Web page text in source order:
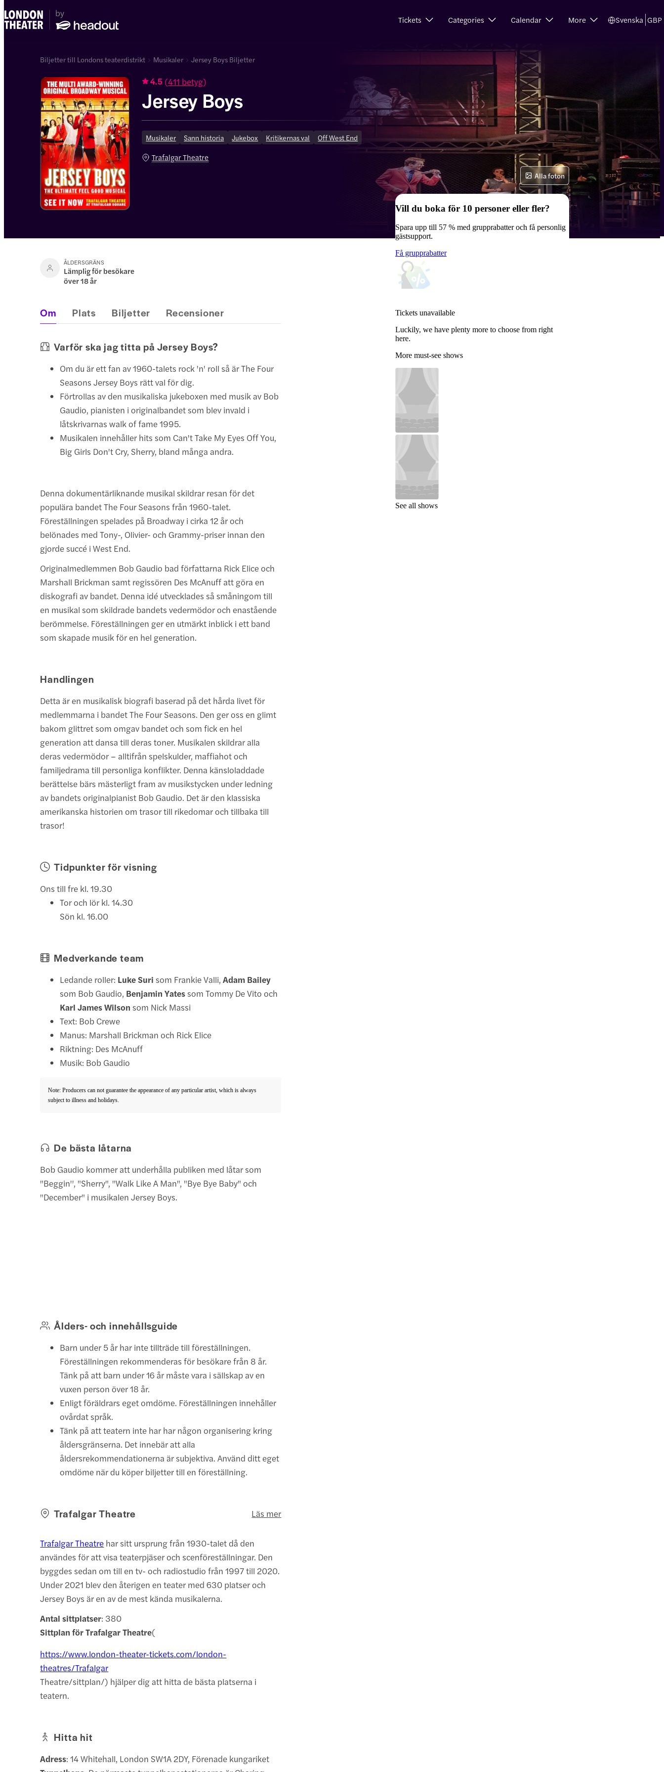
Tickets Categories Calendar More Svenska GBP
Biljetter till Londons teaterdistrikt Musikaler Jersey Boys Biljetter
4.5 (411 betyg)
Jersey Boys
Musikaler Sann historia Jukebox Kritikernas val Off West End
Trafalgar Theatre
Alla foton
ÅLDERSGRÄNS
Lämplig för besökare
över 18 år
Vill du boka för 10 personer eller fler?
Spara upp till 57 % med grupprabatter och få personlig
gästsupport.
Få grupprabatter
Tickets unavailable
Luckily, we have plenty more to choose from right
here.
More must-see shows
See all shows
Om Plats Biljetter Recensioner
Varför ska jag titta på Jersey Boys?
Om du är ett fan av 1960-talets rock 'n' roll så är The Four
Seasons Jersey Boys rätt val för dig.
Förtrollas av den musikaliska jukeboxen med musik av Bob
Gaudio, pianisten i originalbandet som blev invald i
låtskrivarnas walk of fame 1995.
Musikalen innehåller hits som Can't Take My Eyes Off You,
Big Girls Don't Cry, Sherry, bland många andra.
Denna dokumentärliknande musikal skildrar resan för det
populära bandet The Four Seasons från 1960-talet.
Föreställningen spelades på Broadway i cirka 12 år och
belönades med Tony-, Olivier- och Grammy-priser innan den
gjorde succé i West End.
Originalmedlemmen Bob Gaudio bad författarna Rick Elice och
Marshall Brickman samt regissören Des McAnuff att göra en
diskografi av bandet. Denna idé utvecklades så småningom till
en musikal som skildrade bandets vedermödor och enastående
berömmelse. Föreställningen ger en utmärkt inblick i ett band
som skapade musik för en hel generation.
Handlingen
Detta är en musikalisk biografi baserad på det hårda livet för
medlemmarna i bandet The Four Seasons. Den ger oss en glimt
bakom glittret som omgav bandet och som fick en hel
generation att dansa till deras toner. Musikalen skildrar alla
deras vedermödor – alltifrån spelskulder, maffiahot och
familjedrama till personliga konflikter. Denna känsloladdade
berättelse bärs mästerligt fram av musikstycken under ledning
av bandets originalpianist Bob Gaudio. Det är den klassiska
amerikanska historien om trasor till rikedomar och tillbaka till
trasor!
Tidpunkter för visning
Ons till fre kl. 19.30
Tor och lör kl. 14.30
Sön kl. 16.00
Medverkande team
Ledande roller: Luke Suri som Frankie Valli,Adam Bailey
som Bob Gaudio, Benjamin Yates som Tommy De Vito och
Karl James Wilson som Nick Massi
Text: Bob Crewe
Manus: Marshall Brickman och Rick Elice
Riktning: Des McAnuff
Musik: Bob Gaudio
Note: Producers can not guarantee the appearance of any particular artist, which is always
subject to illness and holidays.
De bästa låtarna
Bob Gaudio kommer att underhålla publiken med låtar som
"Beggin'', "Sherry", "Walk Like A Man", "Bye Bye Baby" och
"December" i musikalen Jersey Boys.
Ålders- och innehållsguide
Barn under 5 år har inte tillträde till föreställningen.
Föreställningen rekommenderas för besökare från 8 år.
Tänk på att barn under 16 år måste vara i sällskap av en
vuxen person över 18 år.
Enligt föräldrars eget omdöme. Föreställningen innehåller
ovårdat språk.
Tänk på att teatern inte har har någon organisering kring
åldersgränserna. Det innebär att alla
åldersrekommendationerna är subjektiva. Använd ditt eget
omdöme när du köper biljetter till en föreställning.
Trafalgar Theatre Läs mer
Trafalgar Theatre har sitt ursprung från 1930-talet då den
användes för att visa teaterpjäser och scenföreställningar. Den
byggdes sedan om till en tv- och radiostudio från 1997 till 2020.
Under 2021 blev den återigen en teater med 630 platser och
Jersey Boys är en av de mest kända musikalerna.
Antal sittplatser: 380
Sittplan för Trafalgar Theatre(
https://www.london-theater-tickets.com/london-
theatres/Trafalgar
Theatre/sittplan/) hjälper dig att hitta de bästa platserna i
teatern.
Hitta hit
Adress: 14 Whitehall, London SW1A 2DY, Förenade kungariket